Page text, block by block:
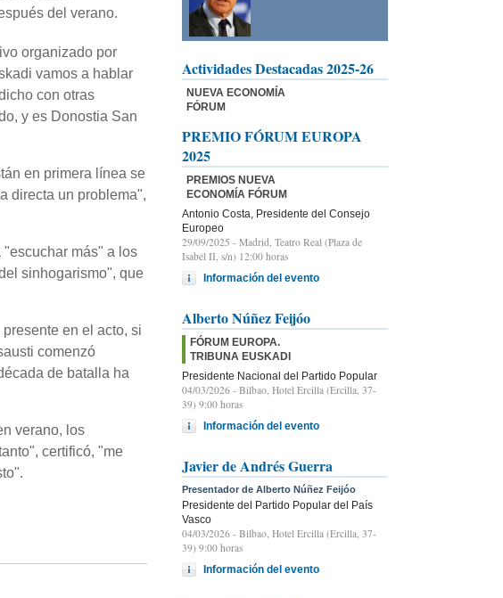
del verano.
organizado por
vamos a hablar
con otras
y es Donostia San
en primera línea se
directa un problema",
más" a los
sinhogarismo", que
en el acto, si
comenzó
de batalla ha
verano, los
certificó, "me
Actividades Destacadas 2025-26
NUEVA ECONOMÍA
FÓRUM
PREMIO FÓRUM EUROPA
2025
PREMIOS NUEVA
ECONOMÍA FÓRUM
Antonio Costa, Presidente del Consejo
Europeo
29/09/2025 - Madrid, Teatro Real (Plaza de
Isabel II, s/n) 12:00 horas
Información del evento
Alberto Núñez Feijóo
FÓRUM EUROPA.
TRIBUNA EUSKADI
Presidente Nacional del Partido Popular
04/03/2026 - Bilbao, Hotel Ercilla (Ercilla, 37-
39) 9:00 horas
Información del evento
Javier de Andrés Guerra
Presentador de Alberto Núñez Feijóo
Presidente del Partido Popular del País
Vasco
04/03/2026 - Bilbao, Hotel Ercilla (Ercilla, 37-
39) 9:00 horas
Información del evento